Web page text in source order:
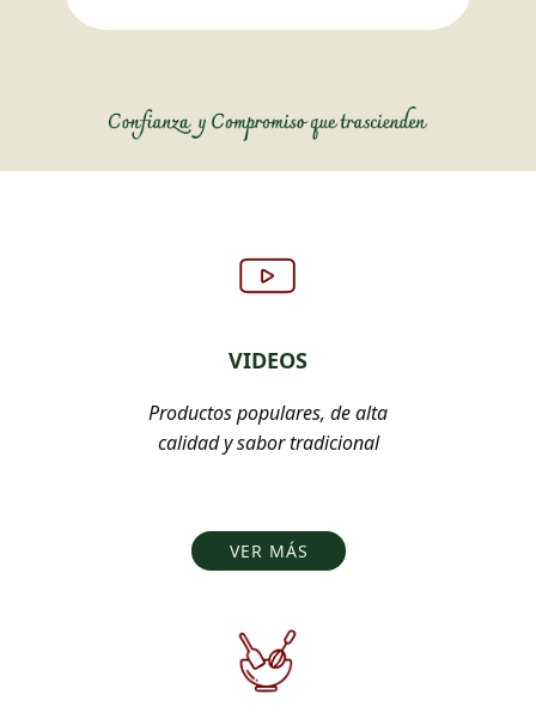
VIDEOS
Productos populares, de alta
calidad y sabor tradicional
VER MÁS